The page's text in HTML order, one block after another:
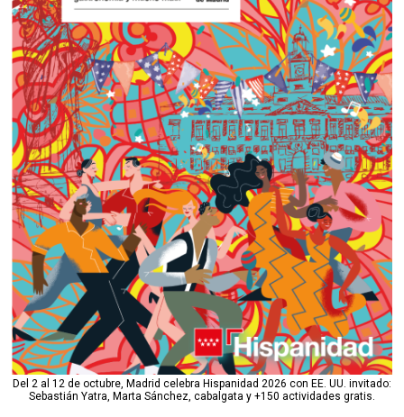
Del 2 al 12 de octubre, Madrid celebra Hispanidad 2026 con EE. UU. invitado:
Sebastián Yatra, Marta Sánchez, cabalgata y +150 actividades gratis.